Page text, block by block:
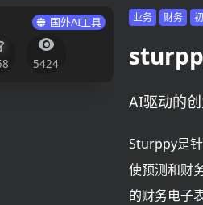
国外AI工具
5424
业务 财务
AI驱动的
Sturppy是
使预测和财
的财务电子